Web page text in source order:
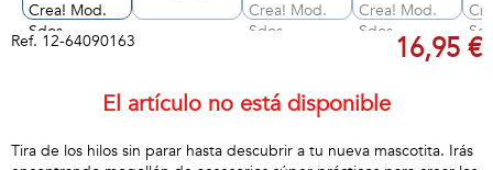
Ref. 12-64090163 16,95 €
El artículo no está disponible
Tira de los hilos sin parar hasta descubrir a tu nueva mascotita. Irás